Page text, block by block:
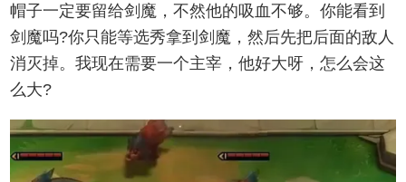
帽子一定要留给剑魔，不然他的吸血不够。你能看到
剑魔吗?你只能等选秀拿到剑魔，然后先把后面的敌人
消灭掉。我现在需要一个主宰，他好大呀，怎么会这
么大?